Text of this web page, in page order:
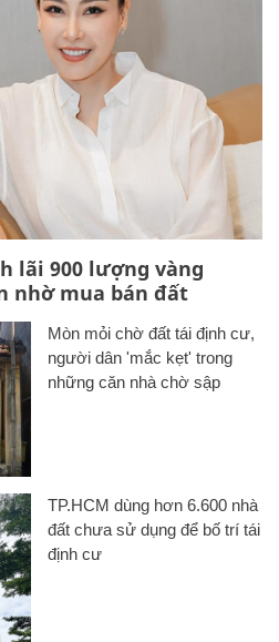
lãi 900 lượng vàng
nhờ mua bán đất
Mòn mỏi chờ đất tái định cư,
người dân 'mắc kẹt' trong
những căn nhà chờ sập
TP.HCM dùng hơn 6.600 nhà
đất chưa sử dụng để bố trí tái
định cư